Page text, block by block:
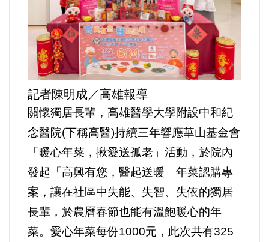
運動/體育/休閒/育樂
兩岸/大陸
寵物/動保
婦女/孩童
記者陳明成／高雄報導
關懷獨居長輩，高雄醫學大學附設中和紀
念醫院(下稱高醫)持續三年響應華山基金會
「暖心年菜，揪愛送孤老」活動，於院內
發起「高興有您，醫起送暖」年菜認購專
案，讓在社區中失能、失智、失依的獨居
長輩，於農曆春節也能有溫飽暖心的年
菜。愛心年菜每份1000元，此次共有325